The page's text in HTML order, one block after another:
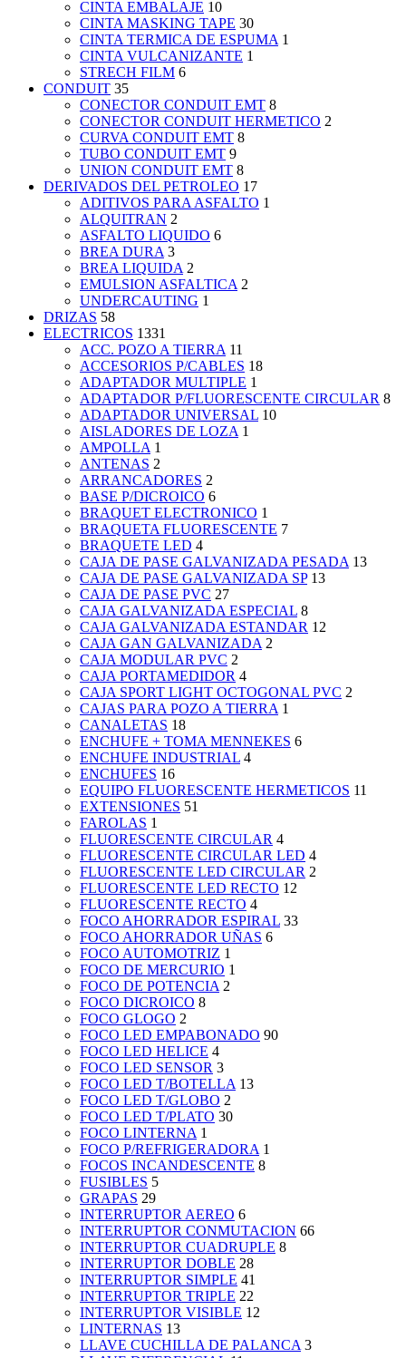
CINTA EMBALAJE 10
CINTA MASKING TAPE 30
CINTA TERMICA DE ESPUMA 1
CINTA VULCANIZANTE 1
STRECH FILM 6
CONDUIT 35
CONECTOR CONDUIT EMT 8
CONECTOR CONDUIT HERMETICO 2
CURVA CONDUIT EMT 8
TUBO CONDUIT EMT 9
UNION CONDUIT EMT 8
DERIVADOS DEL PETROLEO 17
ADITIVOS PARA ASFALTO 1
ALQUITRAN 2
ASFALTO LIQUIDO 6
BREA DURA 3
BREA LIQUIDA 2
EMULSION ASFALTICA 2
UNDERCAUTING 1
DRIZAS 58
ELECTRICOS 1331
ACC. POZO A TIERRA 11
ACCESORIOS P/CABLES 18
ADAPTADOR MULTIPLE 1
ADAPTADOR P/FLUORESCENTE CIRCULAR 8
ADAPTADOR UNIVERSAL 10
AISLADORES DE LOZA 1
AMPOLLA 1
ANTENAS 2
ARRANCADORES 2
BASE P/DICROICO 6
BRAQUET ELECTRONICO 1
BRAQUETA FLUORESCENTE 7
BRAQUETE LED 4
CAJA DE PASE GALVANIZADA PESADA 13
CAJA DE PASE GALVANIZADA SP 13
CAJA DE PASE PVC 27
CAJA GALVANIZADA ESPECIAL 8
CAJA GALVANIZADA ESTANDAR 12
CAJA GAN GALVANIZADA 2
CAJA MODULAR PVC 2
CAJA PORTAMEDIDOR 4
CAJA SPORT LIGHT OCTOGONAL PVC 2
CAJAS PARA POZO A TIERRA 1
CANALETAS 18
ENCHUFE + TOMA MENNEKES 6
ENCHUFE INDUSTRIAL 4
ENCHUFES 16
EQUIPO FLUORESCENTE HERMETICOS 11
EXTENSIONES 51
FAROLAS 1
FLUORESCENTE CIRCULAR 4
FLUORESCENTE CIRCULAR LED 4
FLUORESCENTE LED CIRCULAR 2
FLUORESCENTE LED RECTO 12
FLUORESCENTE RECTO 4
FOCO AHORRADOR ESPIRAL 33
FOCO AHORRADOR UÑAS 6
FOCO AUTOMOTRIZ 1
FOCO DE MERCURIO 1
FOCO DE POTENCIA 2
FOCO DICROICO 8
FOCO GLOGO 2
FOCO LED EMPABONADO 90
FOCO LED HELICE 4
FOCO LED SENSOR 3
FOCO LED T/BOTELLA 13
FOCO LED T/GLOBO 2
FOCO LED T/PLATO 30
FOCO LINTERNA 1
FOCO P/REFRIGERADORA 1
FOCOS INCANDESCENTE 8
FUSIBLES 5
GRAPAS 29
INTERRUPTOR AEREO 6
INTERRUPTOR CONMUTACION 66
INTERRUPTOR CUADRUPLE 8
INTERRUPTOR DOBLE 28
INTERRUPTOR SIMPLE 41
INTERRUPTOR TRIPLE 22
INTERRUPTOR VISIBLE 12
LINTERNAS 13
LLAVE CUCHILLA DE PALANCA 3